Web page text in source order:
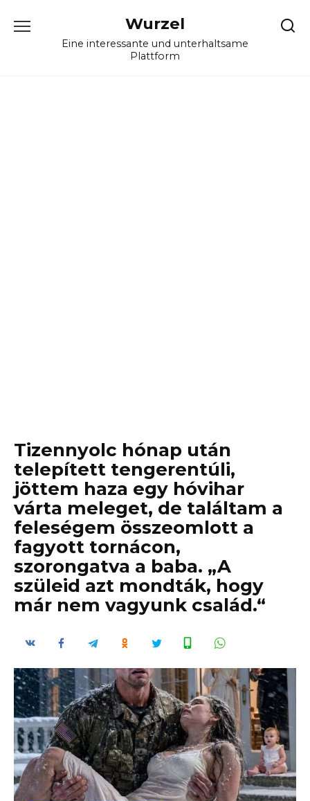
Wurzel
Eine interessante und unterhaltsame
Plattform
Tizennyolc hónap után
telepített tengerentúli,
jöttem haza egy hóvihar
várta meleget, de találtam a
feleségem összeomlott a
fagyott tornácon,
szorongatva a baba. „A
szüleid azt mondták, hogy
már nem vagyunk család.“